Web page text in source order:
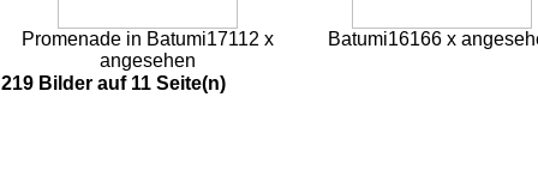
Promenade in Batumi17112 x
angesehen
Batumi16166 x
219 Bilder auf 11 Seite(n)